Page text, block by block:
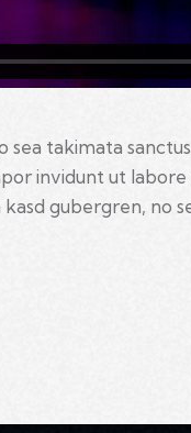
takimata
invidunt ut
gubergren, no